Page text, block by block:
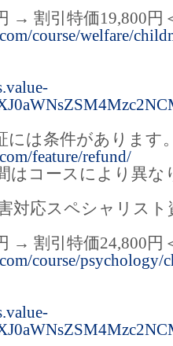
→ 割引特価19,800円
course/welfare/
には条件があります
feature/refund/
はコースにより異な
対応スペシャリスト
→ 割引特価24,800円
course/psychology/